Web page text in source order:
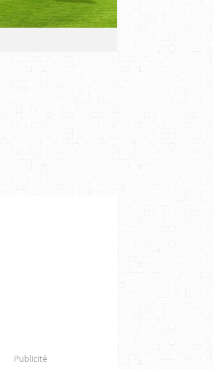
Publicité